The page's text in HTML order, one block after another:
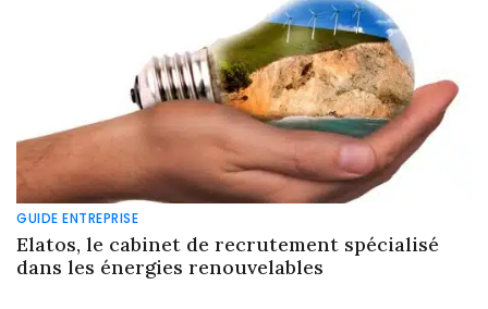
GUIDE ENTREPRISE
Elatos, le cabinet de recrutement spécialisé
dans les énergies renouvelables